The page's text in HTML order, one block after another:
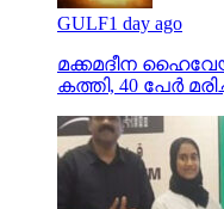
GULF1 day ago
മക്കമദീന
കത്തി, 40 പേര്‍